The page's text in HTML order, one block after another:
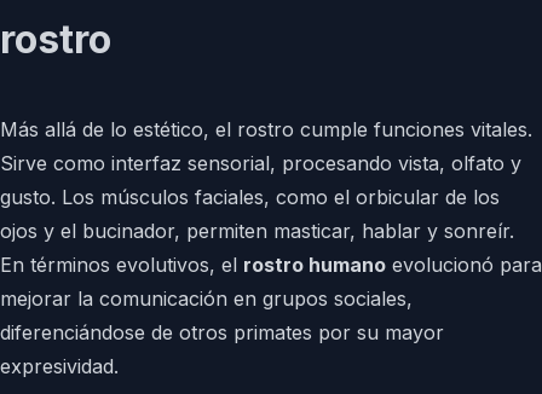
rostro
Más allá de lo estético, el rostro cumple funciones vitales.
Sirve como interfaz sensorial, procesando vista, olfato y
gusto. Los músculos faciales, como el orbicular de los
ojos y el bucinador, permiten masticar, hablar y sonreír.
En términos evolutivos, el rostro humano evolucionó para
mejorar la comunicación en grupos sociales,
diferenciándose de otros primates por su mayor
expresividad.